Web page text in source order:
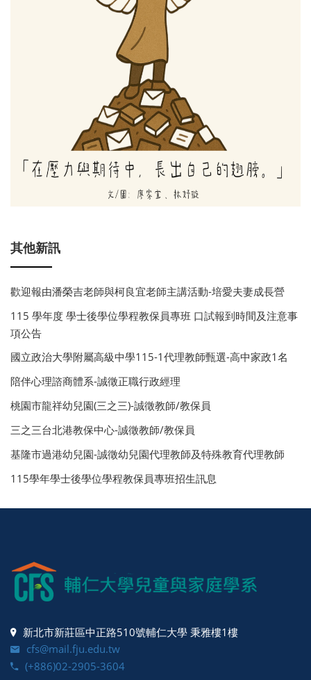
其他新訊
歡迎報由潘榮吉老師與柯良宜老師主講活動-培愛夫妻成長營
115 學年度 學士後學位學程教保員專班 口試報到時間及注意事
項公告
國立政治大學附屬高級中學115-1代理教師甄選-高中家政1名
陪伴心理諮商體系-誠徵正職行政經理
桃園市龍祥幼兒園(三之三)-誠徵教師/教保員
三之三台北港教保中心-誠徵教師/教保員
基隆市過港幼兒園-誠徵幼兒園代理教師及特殊教育代理教師
115學年學士後學位學程教保員專班招生訊息
新北市新莊區中正路510號輔仁大學 秉雅樓1樓
cfs@mail.fju.edu.tw
(+886)02-2905-3604